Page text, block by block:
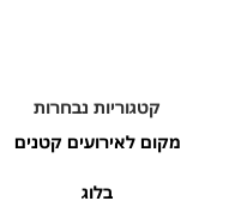
קטגוריות נבחרות
מקום לאירועים קטנים
בלוג